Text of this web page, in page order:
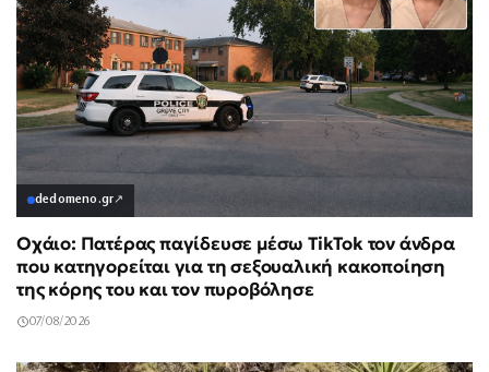
dedomeno.gr↗
Οχάιο: Πατέρας παγίδευσε μέσω TikTok τον άνδρα
που κατηγορείται για τη σεξουαλική κακοποίηση
της κόρης του και τον πυροβόλησε
07/08/2026